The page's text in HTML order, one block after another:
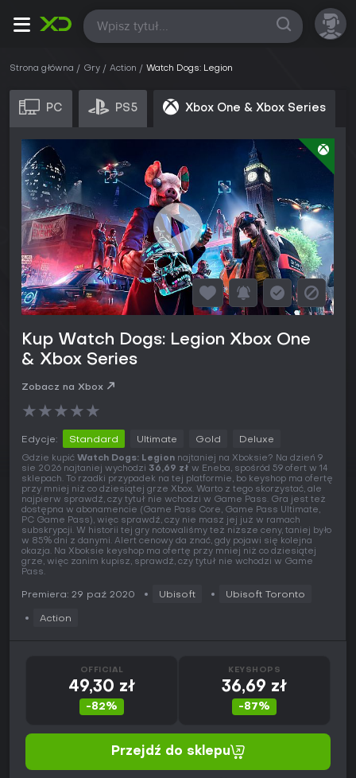
Wszystkie
Strona główna Gry Action Watch Dogs: Legion
PC PS5 Xbox One & Xbox Series
Kup Watch Dogs: Legion Xbox One
& Xbox Series
Zobacz na Xbox
★★★★★
Edycje: Standard Ultimate Gold Deluxe
Gdzie kupić Watch Dogs: Legion najtaniej na Xboksie? Na dzień 9
sie 2026 najtaniej wychodzi 36,69 zł w Eneba, spośród 59 ofert w 14
sklepach. To rzadki przypadek na tej platformie, bo keyshop ma ofertę
przy mniej niż co dziesiątej grze Xbox. Warto z tego skorzystać, ale
najpierw sprawdź, czy tytuł nie wchodzi w Game Pass. Gra jest też
dostępna w abonamencie (Game Pass Core, Game Pass Ultimate,
PC Game Pass), więc sprawdź, czy nie masz jej już w ramach
subskrypcji. W historii tej gry notowaliśmy też niższe ceny, taniej było
w 85% dni z danymi. Alert cenowy da znać, gdy pojawi się kolejna
okazja. Na Xboksie keyshop ma ofertę przy mniej niż co dziesiątej
grze, więc zanim kupisz, sprawdź, czy tytuł nie wchodzi w Game
Pass.
Premiera: 29 paź 2020 Ubisoft Ubisoft Toronto
Action
OFFICIAL
49,30 zł
-82%
KEYSHOPS
36,69 zł
-87%
Przejdź do sklepu